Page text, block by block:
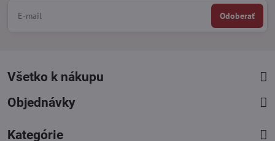
Odoberať
Všetko k nákupu
Objednávky
Kategórie